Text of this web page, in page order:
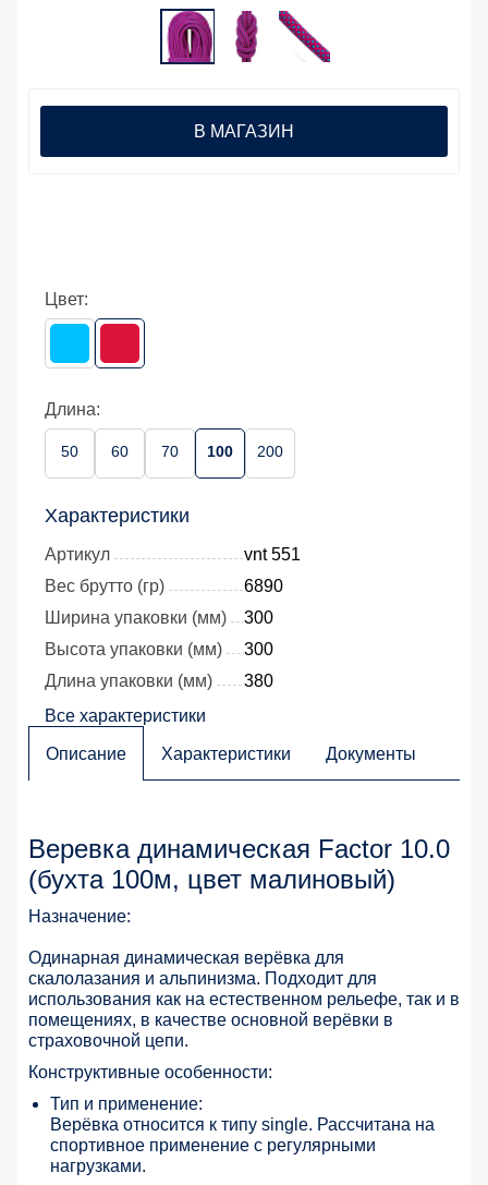
Цвет:
Длина:
50 60 70 100 200
Характеристики
Артикул
vnt 551
Вес брутто (гр)
6890
Ширина упаковки (мм)
300
Высота упаковки (мм)
300
Длина упаковки (мм)
380
Все характеристики
В МАГАЗИН
Описание Характеристики Документы
Веревка динамическая Factor 10.0
(бухта 100м, цвет малиновый)
Назначение:
Одинарная динамическая верёвка для
скалолазания и альпинизма. Подходит для
использования как на естественном рельефе, так и в
помещениях, в качестве основной верёвки в
страховочной цепи.
Конструктивные особенности:
Тип и применение:
Верёвка относится к типу single. Рассчитана на
спортивное применение с регулярными
нагрузками.